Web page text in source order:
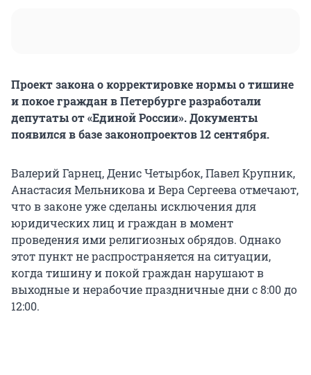
Проект закона о корректировке нормы о тишине
и покое граждан в Петербурге разработали
депутаты от «Единой России». Документы
появился в базе законопроектов 12 сентября.
Валерий Гарнец, Денис Четырбок, Павел Крупник,
Анастасия Мельникова и Вера Сергеева отмечают,
что в законе уже сделаны исключения для
юридических лиц и граждан в момент
проведения ими религиозных обрядов. Однако
этот пункт не распространяется на ситуации,
когда тишину и покой граждан нарушают в
выходные и нерабочие праздничные дни с 8:00 до
12:00.